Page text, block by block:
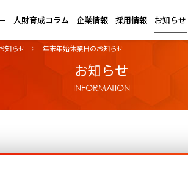
人財育成コラム 企業情報 採用情報 お知らせ
知らせ 年末年始休業日のお知らせ
お知らせ
INFORMATION